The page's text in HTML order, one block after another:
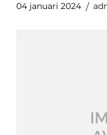
04 januari 2024